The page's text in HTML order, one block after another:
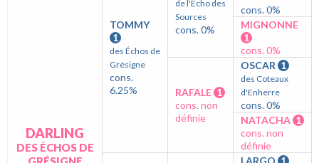
DARLING
DES ÉCHOS DE
TOMMY
1
des Échos de
Grésigne
cons.
6.25%
de l'Écho des
Sources
cons. 0%
cons. 0%
MIGNONNE
1
cons. 0%
RAFALE 1
cons. non
définie
OSCAR 1
des Coteaux
d'Enherre
cons. 0%
NATACHA 1
cons. non
définie